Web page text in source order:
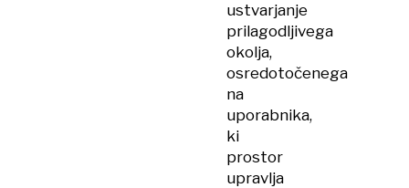
ustvarjanje
prilagodljivega
okolja,
osredotočenega
na
uporabnika,
ki
prostor
upravlja